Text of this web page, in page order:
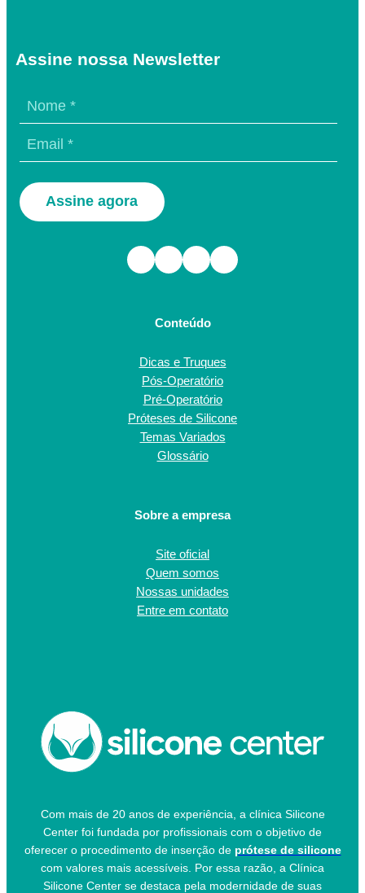
Assine nossa Newsletter
Assine agora
Facebook Instagram TikTok Youtube
Conteúdo
Dicas e Truques
Pós-Operatório
Pré-Operatório
Próteses de Silicone
Temas Variados
Glossário
Sobre a empresa
Site oficial
Quem somos
Nossas unidades
Entre em contato
Com mais de 20 anos de experiência, a clínica Silicone
Center foi fundada por profissionais com o objetivo de
oferecer o procedimento de inserção de prótese de silicone
com valores mais acessíveis. Por essa razão, a Clínica
Silicone Center se destaca pela modernidade de suas